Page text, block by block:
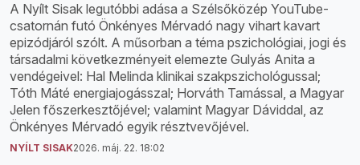
A Nyílt Sisak legutóbbi adása a Szélsőközép YouTube-
csatornán futó Önkényes Mérvadó nagy vihart kavart
epizódjáról szólt. A műsorban a téma pszichológiai, jogi és
társadalmi következményeit elemezte Gulyás Anita a
vendégeivel: Hal Melinda klinikai szakpszichológussal;
Tóth Máté energiajogásszal; Horváth Tamással, a Magyar
Jelen főszerkesztőjével; valamint Magyar Dáviddal, az
Önkényes Mérvadó egyik résztvevőjével.
NYÍLT SISAK2026. máj. 22. 18:02